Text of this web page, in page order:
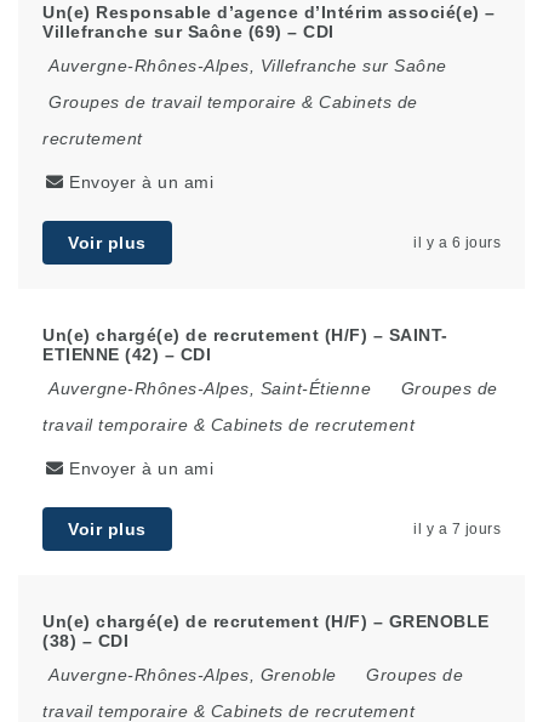
Un(e) Responsable d’agence d’Intérim associé(e) –
Villefranche sur Saône (69) – CDI
Auvergne-Rhônes-Alpes
Villefranche sur Saône
Groupes de travail temporaire & Cabinets de
recrutement
Envoyer à un ami
Voir plus il y a 6 jours
Un(e) chargé(e) de recrutement (H/F) – SAINT-
ETIENNE (42) – CDI
Auvergne-Rhônes-Alpes
Saint-Étienne
Groupes de
travail temporaire & Cabinets de recrutement
Envoyer à un ami
Voir plus il y a 7 jours
Un(e) chargé(e) de recrutement (H/F) – GRENOBLE
(38) – CDI
Auvergne-Rhônes-Alpes
Grenoble
Groupes de
travail temporaire & Cabinets de recrutement